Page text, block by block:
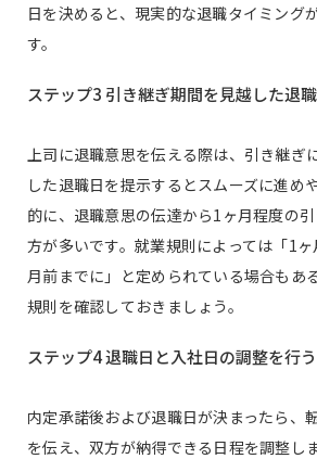
日を決めると、現実的な退職タイミング
す。
ステップ3 引き継ぎ期間を見越した退
上司に退職意思を伝える際は、引き継ぎ
した退職日を提示するとスムーズに進め
的に、退職意思の伝達から1ヶ月程度の
方が多いです。就業規則によっては「1
月前までに」と定められている場合もあ
規則を確認しておきましょう。
ステップ4 退職日と入社日の調整を行う
内定承諾後および退職日が決まったら、
を伝え、双方が納得できる日程を調整し